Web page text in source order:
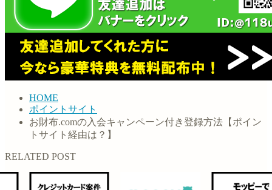
HOME
ポイントサイト
お財布.comの入会キャンペーン付き登録方法【ポイン
トサイト経由は？】
RELATED POST